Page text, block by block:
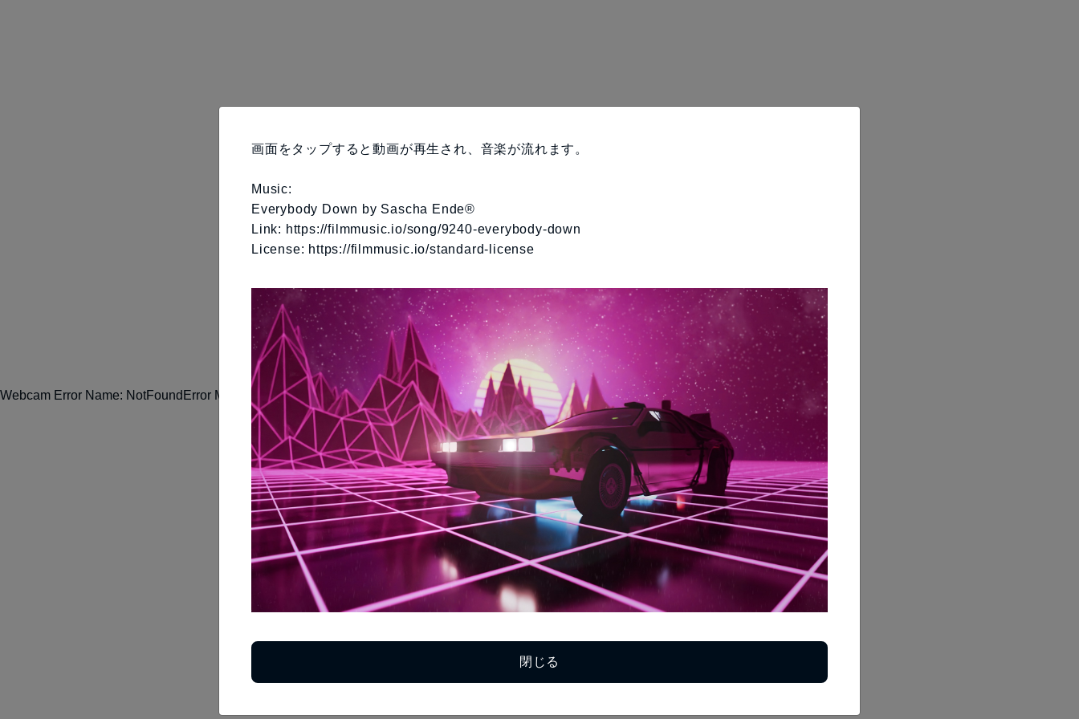
画面をタップすると動画が再生され、音楽が流れます。
Music:
Everybody Down by Sascha Ende®
Link: https://filmmusic.io/song/9240-everybody-down
License: https://filmmusic.io/standard-license
閉じる
Webcam Error Name: NotFoundError Message: Requested device not found